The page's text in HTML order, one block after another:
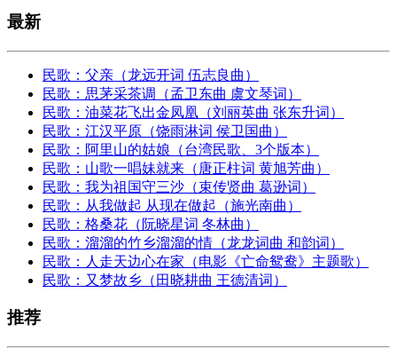
最新
民歌：父亲（龙远开词 伍志良曲）
民歌：思茅采茶调（孟卫东曲 虞文琴词）
民歌：油菜花飞出金凤凰（刘丽英曲 张东升词）
民歌：江汉平原（饶雨淋词 侯卫国曲）
民歌：阿里山的姑娘（台湾民歌、3个版本）
民歌：山歌一唱妹就来（唐正柱词 黄旭芳曲）
民歌：我为祖国守三沙（束传贤曲 葛逊词）
民歌：从我做起 从现在做起（施光南曲）
民歌：格桑花（阮晓星词 冬林曲）
民歌：溜溜的竹乡溜溜的情（龙龙词曲 和韵词）
民歌：人走天边心在家（电影《亡命鸳鸯》主题歌）
民歌：又梦故乡（田晓耕曲 王德清词）
推荐